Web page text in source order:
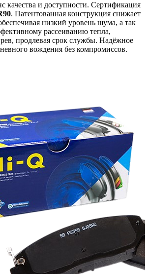
качества и доступности. Сертификация
. Патентованная конструкция снижает
низкий уровень шума, а так
рассеиванию тепла,
продлевая срок службы. Надёжное
вождения без компромиссов.